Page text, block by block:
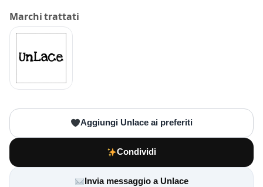
Marchi trattati
Aggiungi Unlace ai preferiti
Condividi
Invia messaggio a Unlace
Messaggio
Scrivi almeno 20 caratteri, così il negozio potrà capire meglio la tua